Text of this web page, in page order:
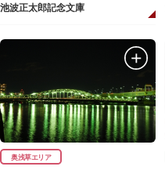
池波正太郎記念文庫
奥浅草エリア